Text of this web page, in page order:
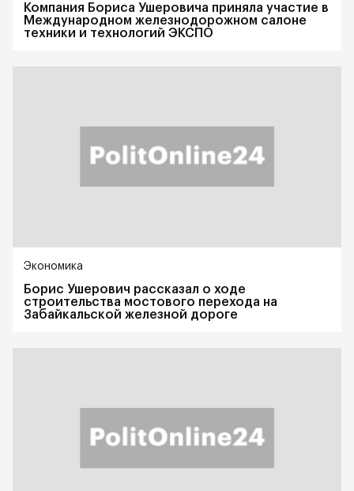
Компания Бориса Ушеровича приняла участие в
Международном железнодорожном салоне
техники и технологий ЭКСПО
Экономика
Борис Ушерович рассказал о ходе
строительства мостового перехода на
Забайкальской железной дороге